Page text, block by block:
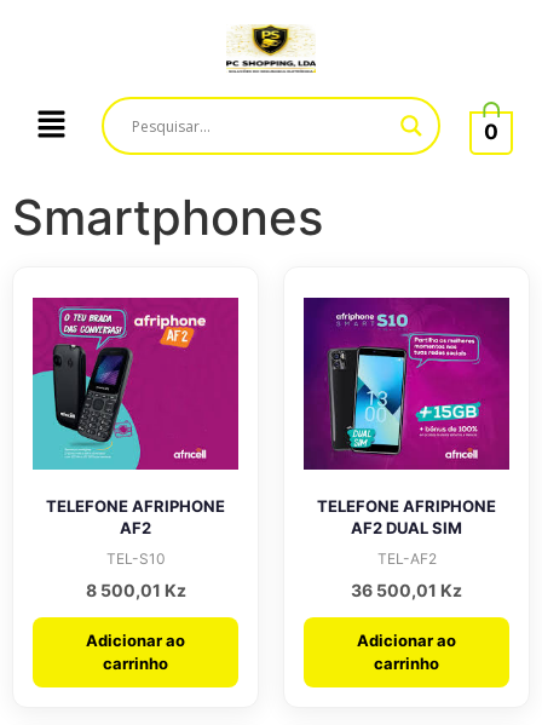
0
Smartphones
TELEFONE AFRIPHONE
AF2
TEL-S10
8 500,01 Kz
Adicionar ao
carrinho
TELEFONE AFRIPHONE
AF2 DUAL SIM
TEL-AF2
36 500,01 Kz
Adicionar ao
carrinho